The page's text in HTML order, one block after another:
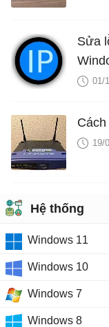
Sửa
01/
19/
Hệ thống
Windows 11
Windows 10
Windows 7
Windows 8